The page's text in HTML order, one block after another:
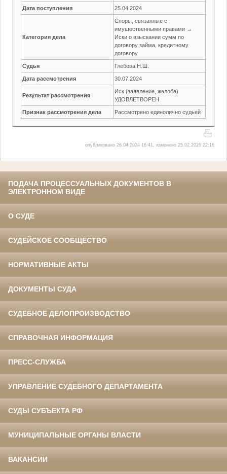
Дата поступления 25.04.2024
Категория дела
Споры, связанные с
имущественными правами →
Иски о взыскании сумм по
договору займа, кредитному
договору
Судья Глебова Н.Ш.
Дата рассмотрения 30.07.2024
Результат рассмотрения
Иск (заявление, жалоба)
УДОВЛЕТВОРЕН
Признак рассмотрения дела Рассмотрено единолично судьей
опубликовано 26.04.2024 16:41, изменено 25.02.2026 22:16
ПОДАЧА ПРОЦЕССУАЛЬНЫХ ДОКУМЕНТОВ В
ЭЛЕКТРОННОМ ВИДЕ
О СУДЕ
СУДЕЙСКОЕ СООБЩЕСТВО
НОРМАТИВНЫЕ АКТЫ
ДОКУМЕНТЫ СУДА
СУДЕБНОЕ ДЕЛОПРОИЗВОДСТВО
СПРАВОЧНАЯ ИНФОРМАЦИЯ
ПРЕСС-СЛУЖБА
УПРАВЛЕНИЕ СУДЕБНОГО ДЕПАРТАМЕНТА
СУДЫ СУБЪЕКТА РФ
МУНИЦИПАЛЬНЫЕ ОРГАНЫ ВЛАСТИ
ВАКАНСИИ